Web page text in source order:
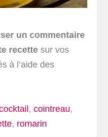
un commentaire
recette sur vos
à l’aide des
,cointreau,
, romarin